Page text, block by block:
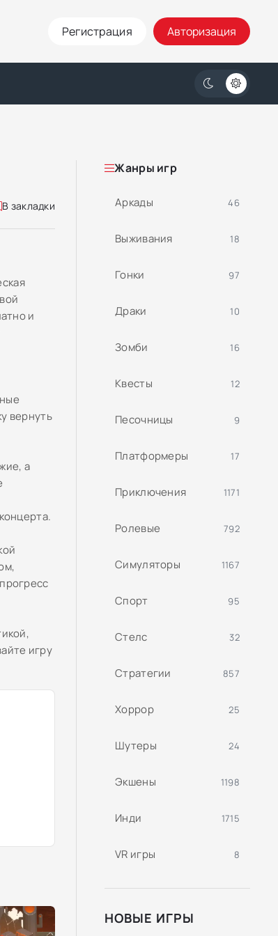
Регистрация Авторизация
В закладки
и
вернуть
а
игру
Жанры игр
Аркады 46
Выживания 18
Гонки 97
Драки 10
Зомби 16
Квесты 12
Песочницы 9
Платформеры 17
Приключения 1171
Ролевые 792
Симуляторы 1167
Спорт 95
Стелс 32
Стратегии 857
Хоррор 25
Шутеры 24
Экшены 1198
Инди 1715
VR игры 8
НОВЫЕ ИГРЫ